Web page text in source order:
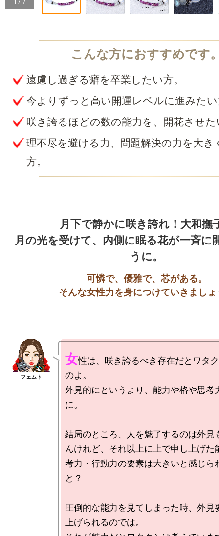
1 / 7
遠慮し過ぎる癖を卒業したい方。
今よりずっと高い開運レベルに進みた
咲き誇るほどの数の能力を、開花させた
理不尽を避ける力、問題解決の力を大き
方。
月下で静かに咲き誇れ！大和撫
月の光を受けて、内側に眠る花が一斉に
可憐で、優雅で、芯がある。
女性は、咲き誇るべき存在だとワタ
のよ。
外見的にというより、能力や格や思考
に。
結局のところ、人を魅了するのは外見
んけれど、それ以上に上で申し上げた
考力・行動力の要素は大きいと感じら
と？
圧倒的な能力を見てしまった時、外見
上げられるのでは。